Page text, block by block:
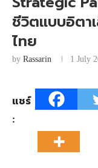
ชีวิตแบบอิตา
ไทย
by Rassarin 1 July
แชร์
: